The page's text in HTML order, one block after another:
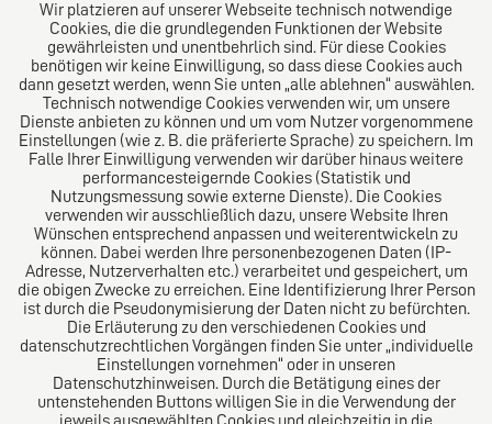
Über uns
Das Kanzlei-Vertrauensnetzwerk. Aus Europa für die
Welt. Für den erfolgreichen Mittelstand.
Folgen Sie uns auf
Das europäische Kanzlei-Netzwerk
Wir platzieren auf unserer Webseite technisch notwendige
Cookies, die die grundlegenden Funktionen der Website
gewährleisten und unentbehrlich sind. Für diese Cookies
benötigen wir keine Einwilligung, so dass diese Cookies auch
dann gesetzt werden, wenn Sie unten „alle ablehnen“ auswählen.
Technisch notwendige Cookies verwenden wir, um unsere
Dienste anbieten zu können und um vom Nutzer vorgenommene
Einstellungen (wie z. B. die präferierte Sprache) zu speichern. Im
Falle Ihrer Einwilligung verwenden wir darüber hinaus weitere
performancesteigernde Cookies (Statistik und
Nutzungsmessung sowie externe Dienste). Die Cookies
verwenden wir ausschließlich dazu, unsere Website Ihren
Wünschen entsprechend anpassen und weiterentwickeln zu
können. Dabei werden Ihre personenbezogenen Daten (IP-
Adresse, Nutzerverhalten etc.) verarbeitet und gespeichert, um
die obigen Zwecke zu erreichen. Eine Identifizierung Ihrer Person
ist durch die Pseudonymisierung der Daten nicht zu befürchten.
Die Erläuterung zu den verschiedenen Cookies und
datenschutzrechtlichen Vorgängen finden Sie unter „individuelle
Einstellungen vornehmen“ oder in unseren
Datenschutzhinweisen. Durch die Betätigung eines der
untenstehenden Buttons willigen Sie in die Verwendung der